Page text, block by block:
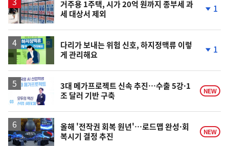
거주용 1주택, 시가 20억 원까지 종부세 과
세 대상서 제외
하
1
다리가 보내는 위험 신호, 하지정맥류 이렇
게 관리해요
하
락
1
3대 메가프로젝트 신속 추진…수출 5강·1
조 달러 기반 구축
NEW
올해 '전작권 회복 원년'…로드맵 완성·회
복시기 결정 추진
NEW